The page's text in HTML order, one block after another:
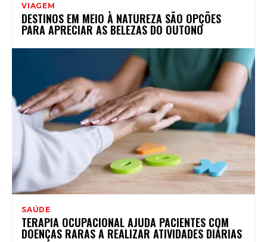
VIAGEM
DESTINOS EM MEIO À NATUREZA SÃO OPÇÕES
PARA APRECIAR AS BELEZAS DO OUTONO
SAÚDE
TERAPIA OCUPACIONAL AJUDA PACIENTES COM
DOENÇAS RARAS A REALIZAR ATIVIDADES DIÁRIAS